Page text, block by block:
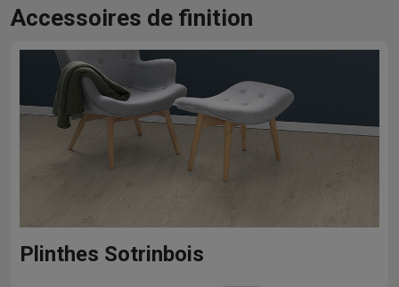
Accessoires de finition
Plinthes Sotrinbois